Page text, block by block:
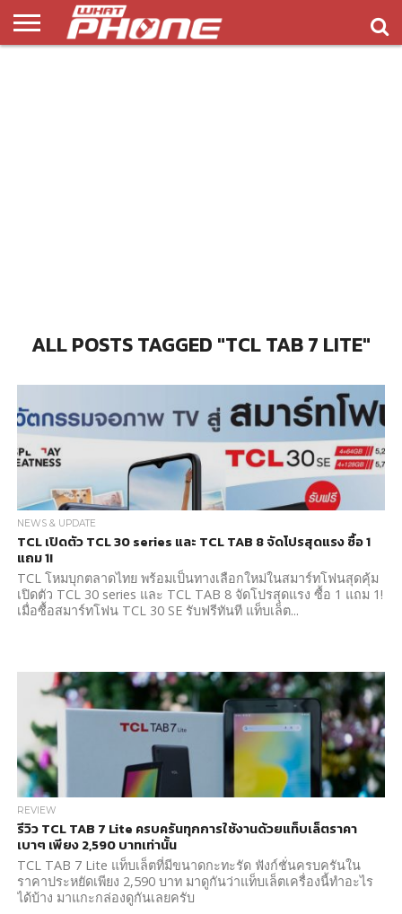
ALL POSTS TAGGED "TCL TAB 7 LITE"
NEWS & UPDATE
TCL เปิดตัว TCL 30 series และ TCL TAB 8 จัดโปรสุดแรง ซื้อ 1
แถม 1!
TCL โหมบุกตลาดไทย พร้อมเป็นทางเลือกใหม่ในสมาร์ทโฟนสุดคุ้ม
เปิดตัว TCL 30 series และ TCL TAB 8 จัดโปรสุดแรง ซื้อ 1 แถม 1!
เมื่อซื้อสมาร์ทโฟน TCL 30 SE รับฟรีทันที แท็บเล็ต...
REVIEW
รีวิว TCL TAB 7 Lite ครบครันทุกการใช้งานด้วยแท็บเล็ตราคา
เบาๆ เพียง 2,590 บาทเท่านั้น
TCL TAB 7 Lite แท็บเล็ตที่มีขนาดกะทะรัด ฟังก์ชั่นครบครันใน
ราคาประหยัดเพียง 2,590 บาท มาดูกันว่าแท็บเล็ตเครื่องนี้ทำอะไร
ได้บ้าง มาแกะกล่องดูกันเลยครับ